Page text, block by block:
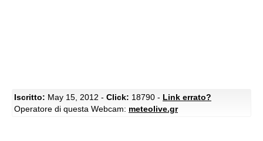
Iscritto: May 15, 2012 - Click: 18790 - Link errato?
Operatore di questa Webcam: meteolive.gr